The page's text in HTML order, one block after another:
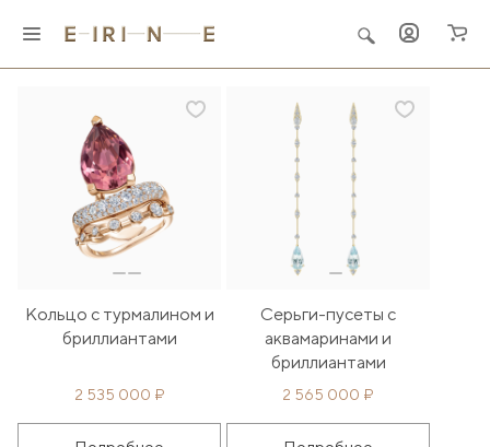
2 535 000 ₽
Кольцо с турмалином и
бриллиантами
2 565 000 ₽
Серьги-пусеты с
аквамаринами и
бриллиантами